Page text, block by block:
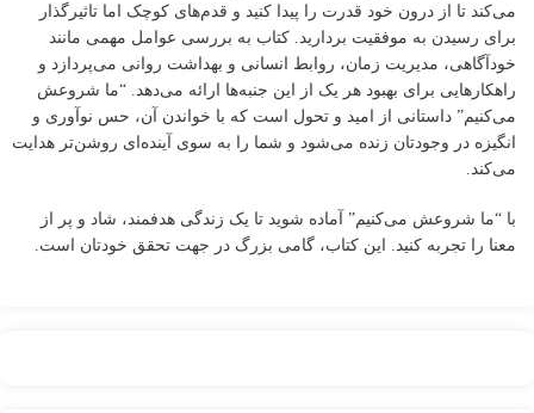
می‌کند تا از درون خود قدرت را پیدا کنید و قدم‌های کوچک اما تاثیرگذار
برای رسیدن به موفقیت بردارید. کتاب به بررسی عوامل مهمی مانند
خودآگاهی، مدیریت زمان، روابط انسانی و بهداشت روانی می‌پردازد و
راهکارهایی برای بهبود هر یک از این جنبه‌ها ارائه می‌دهد. “ما شروعش
می‌کنیم” داستانی از امید و تحول است که با خواندن آن، حس نوآوری و
انگیزه در وجودتان زنده می‌شود و شما را به سوی آینده‌ای روشن‌تر هدایت
می‌کند.
با “ما شروعش می‌کنیم” آماده شوید تا یک زندگی هدفمند، شاد و پر از
معنا را تجربه کنید. این کتاب، گامی بزرگ در جهت تحقق خودتان است.